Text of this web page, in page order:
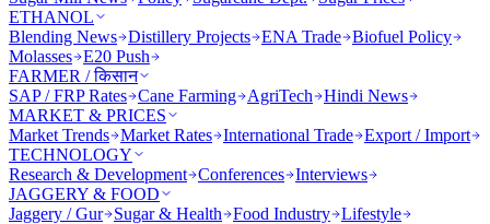
ETHANOL
Blending News Distillery Projects ENA Trade Biofuel Policy
Molasses E20 Push
FARMER / किसान
SAP / FRP Rates Cane Farming AgriTech
Hindi News
MARKET & PRICES
Market Trends Market Rates International Trade Export / Import
TECHNOLOGY
Research & Development Conferences Interviews
JAGGERY & FOOD
Jaggery / Gur
Sugar & Health Food Industry Lifestyle